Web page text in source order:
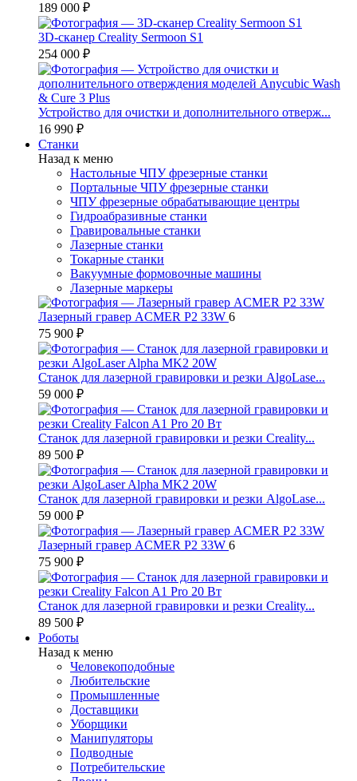
189 000 ₽
3D-сканер Creality Sermoon S1
254 000 ₽
Устройство для очистки и дополнительного отверж...
16 990 ₽
Станки
Назад к меню
Настольные ЧПУ фрезерные станки
Портальные ЧПУ фрезерные станки
ЧПУ фрезерные обрабатывающие центры
Гидроабразивные станки
Гравировальные станки
Лазерные станки
Токарные станки
Вакуумные формовочные машины
Лазерные маркеры
Лазерный гравер ACMER P2 33W 6
75 900 ₽
Станок для лазерной гравировки и резки AlgoLase...
59 000 ₽
Станок для лазерной гравировки и резки Creality...
89 500 ₽
Станок для лазерной гравировки и резки AlgoLase...
59 000 ₽
Лазерный гравер ACMER P2 33W 6
75 900 ₽
Станок для лазерной гравировки и резки Creality...
89 500 ₽
Роботы
Назад к меню
Человекоподобные
Любительские
Промышленные
Доставщики
Уборщики
Манипуляторы
Подводные
Потребительские